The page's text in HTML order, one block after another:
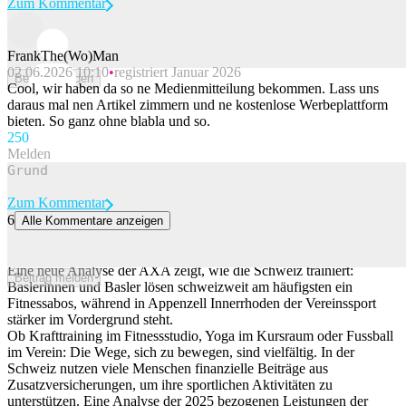
Beitrag melden
FrankThe(Wo)Man
02.06.2026 10:10 registriert Januar 2026
Cool, wir haben da so ne Medienmitteilung bekommen. Lass uns
daraus mal nen Artikel zimmern und ne kostenlose Werbeplattform
bieten. So ganz ohne blabla und so.
250
Melden
Beitrag melden
Zum Kommentar
6 Alle Kommentare anzeigen
Eine neue Analyse der AXA zeigt, wie die Schweiz trainiert:
Baslerinnen und Basler lösen schweizweit am häufigsten ein
Fitnessabos, während in Appenzell Innerrhoden der Vereinssport
stärker im Vordergrund steht.
Ob Krafttraining im Fitnessstudio, Yoga im Kursraum oder Fussball
im Verein: Die Wege, sich zu bewegen, sind vielfältig. In der
Schweiz nutzen viele Menschen finanzielle Beiträge aus
Zusatzversicherungen, um ihre sportlichen Aktivitäten zu
unterstützen. Eine Analyse der 2025 bezogenen Leistungen der